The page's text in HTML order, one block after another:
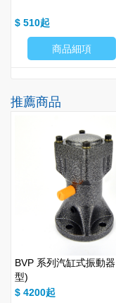
$ 510
商品細項
推薦商品
BVP 系列汽缸式振動
型)
$ 4200